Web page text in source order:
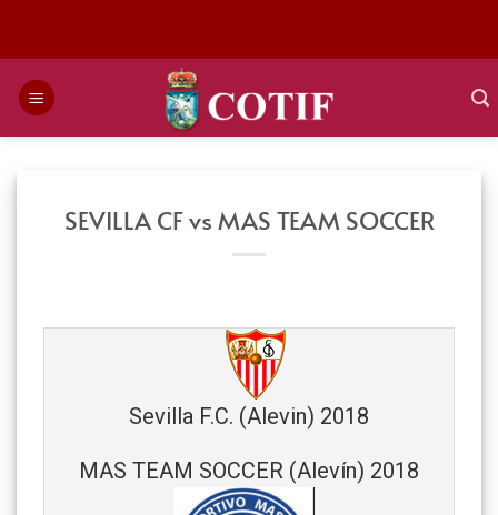
SEVILLA CF vs MAS TEAM SOCCER
Sevilla F.C. (Alevin) 2018
MAS TEAM SOCCER (Alevín) 2018